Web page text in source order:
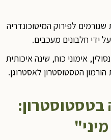
לפירוק המיטוכונדריה
ידי חלבונים מעכבים.
אימוני כוח, שינה איכותית
הטסטוסטרון לאסטרוגן.
בטסטוסטרון: